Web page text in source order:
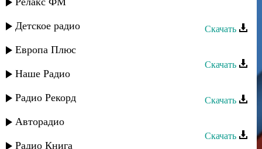
Детское радио
Европа Плюс
Наше Радио
Радио Рекорд
Авторадио
Радио Книга
Скачать
Мурад Садуев - Вспоминая
Скачать
Мурад Садуев - Звезда моя
Скачать
Мурад Янаркаев - Милая моя
Скачать